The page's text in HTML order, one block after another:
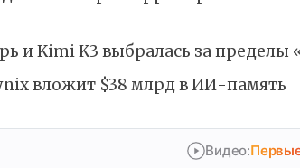
и Kimi K3 выбралась за пределы
вложит $38 млрд в ИИ-память
Видео: